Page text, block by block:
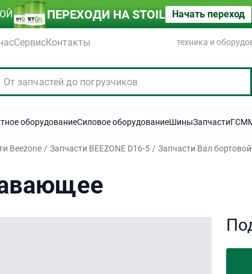
ПЕРЕХОДИ НА STOIL Начать переход
СервисКонтакты техника и
оборудованиеСиловое оборудованиеШиныЗапчастиГСМ
Beezone / Запчасти BEEZONE D16-5 / Запчасти Вал